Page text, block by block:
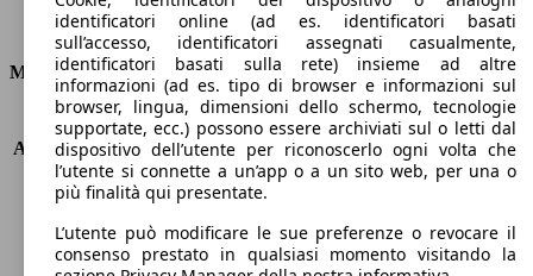
Consumi
Motore e Prestazioni
KW (PS)
92 kW (125 PS)
Accelerazione (0-100 km/h)
10.0s
Velocità massima (km/h)
198 km/h
Numero di marce
6
Coppia
170 nm
Cilindrata
999 ccm
identificatori online (ad es. identificatori basati
sull’accesso, identificatori assegnati casualmente,
identificatori basati sulla rete) insieme ad altre
informazioni (ad es. tipo di browser e informazioni sul
browser, lingua, dimensioni dello schermo, tecnologie
supportate, ecc.) possono essere archiviati sul o letti dal
dispositivo dell’utente per riconoscerlo ogni volta che
l’utente si connette a un’app o a un sito web, per una o
più finalità qui presentate.
L’utente può modificare le sue preferenze o revocare il
consenso prestato in qualsiasi momento visitando la